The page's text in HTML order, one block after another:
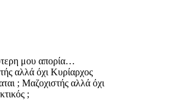
μου απορία…
αλλά όχι Κυρίαρχος
; Μαζοχιστής αλλά όχι
;